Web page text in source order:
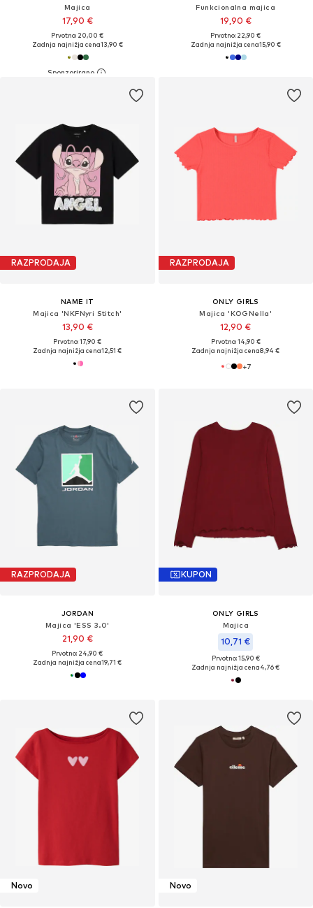
Majica
17,90 €
Prvotno: 20,00 €
Zadnja najnižja cena13,90 €
Funkcionalna majica
19,90 €
Prvotno: 22,90 €
Zadnja najnižja cena15,90 €
RAZPRODAJA
NAME IT
Majica 'NKFNyri Stitch'
13,90 €
Prvotno: 17,90 €
Zadnja najnižja cena12,51 €
RAZPRODAJA
ONLY GIRLS
Majica 'KOGNella'
12,90 €
Prvotno: 14,90 €
Zadnja najnižja cena8,94 €
+7
RAZPRODAJA
JORDAN
Majica 'ESS 3.0'
21,90 €
Prvotno: 24,90 €
Zadnja najnižja cena19,71 €
KUPON
ONLY GIRLS
Majica
10,71 €
Prvotno: 15,90 €
Zadnja najnižja cena4,76 €
Novo Novo